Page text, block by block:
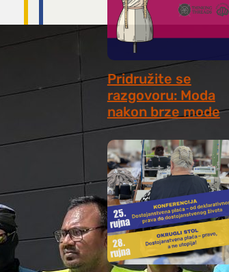
Pridružite se
razgovoru: Moda
nakon brze mode
July 31, 2026